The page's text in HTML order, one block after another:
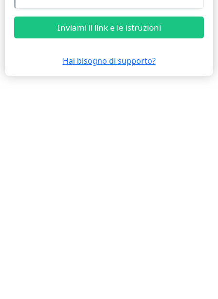
Inviami il link e le istruzioni
Hai bisogno di supporto?